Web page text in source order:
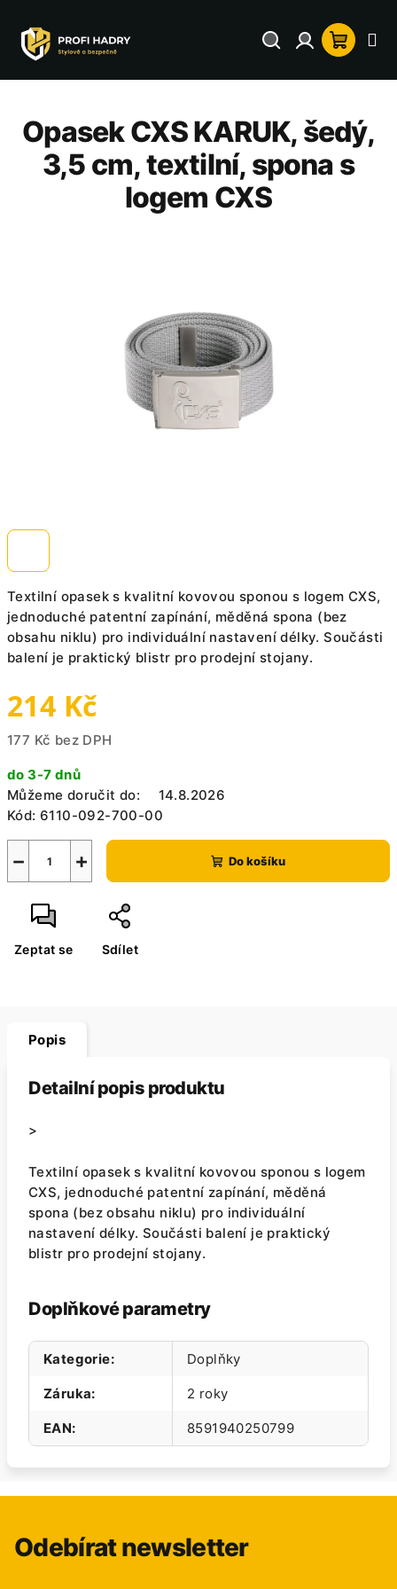
obsah
HledatPřihlášení
Textilní opasek s kvalitní kovovou sponou s logem CXS,
jednoduché patentní zapínání, měděná spona (bez
obsahu niklu) pro individuální nastavení délky. Součásti
balení je praktický blistr pro prodejní stojany.
214 Kč
177 Kč bez DPH
cena:
do 3-7 dnů
Můžeme doručit do:
14.8.2026
Kód: 6110-092-700-00
+
− Do košíku
Zeptat se Sdílet
Opasek CXS KARUK, šedý,
3,5 cm, textilní, spona s
logem CXS
Popis
Detailní popis produktu
>
Textilní opasek s kvalitní kovovou sponou s logem
CXS, jednoduché patentní zapínání, měděná
spona (bez obsahu niklu) pro individuální
nastavení délky. Součásti balení je praktický
blistr pro prodejní stojany.
Doplňkové parametry
Kategorie: Doplňky
Záruka: 2 roky
EAN: 8591940250799
Odebírat newsletter